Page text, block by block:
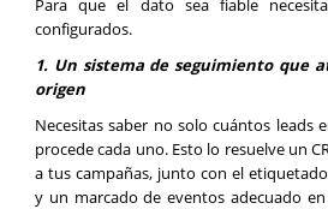
Para que el dato sea fiable
configurados.
1. Un sistema de seguimiento que
origen
Necesitas saber no solo cuántos leads
procede cada uno. Esto lo resuelve un
a tus campañas, junto con el
y un marcado de eventos adecuado